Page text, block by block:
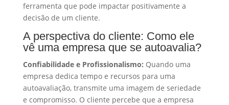
ferramenta que pode impactar positivamente a
decisão de um cliente.
A perspectiva do cliente: Como ele
vê uma empresa que se autoavalia?
Confiabilidade e Profissionalismo: Quando uma
empresa dedica tempo e recursos para uma
autoavaliação, transmite uma imagem de seriedade
e compromisso. O cliente percebe que a empresa